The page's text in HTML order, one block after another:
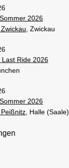
2026
, Zwickau
Last Ride 2026
2026
, Halle (Saale)